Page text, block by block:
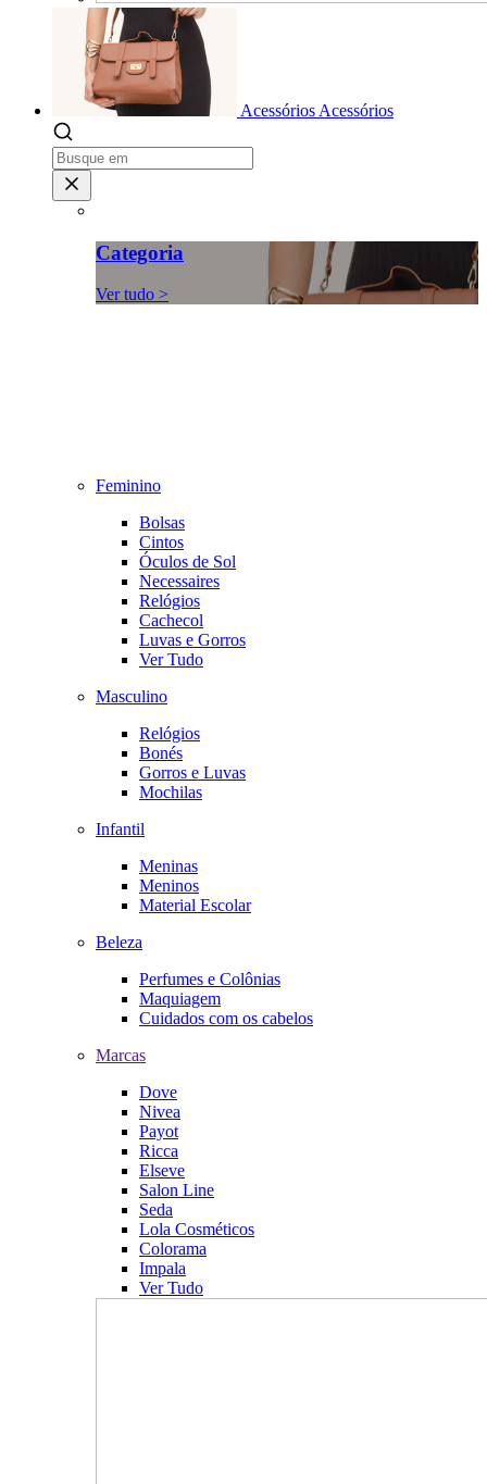
Acessórios Acessórios
Categoria
Ver tudo >
Feminino
Bolsas
Cintos
Óculos de Sol
Necessaires
Relógios
Cachecol
Luvas e Gorros
Ver Tudo
Masculino
Relógios
Bonés
Gorros e Luvas
Mochilas
Infantil
Meninas
Meninos
Material Escolar
Beleza
Perfumes e Colônias
Maquiagem
Cuidados com os cabelos
Marcas
Dove
Nivea
Payot
Ricca
Elseve
Salon Line
Seda
Lola Cosméticos
Colorama
Impala
Ver Tudo